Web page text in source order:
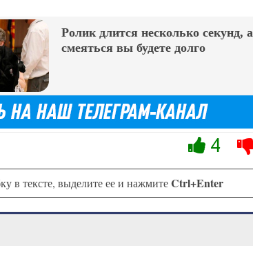
Ролик длится несколько секунд, а
смеяться вы будете долго
4
в тексте, выделите ее и нажмитеCtrl+Enter